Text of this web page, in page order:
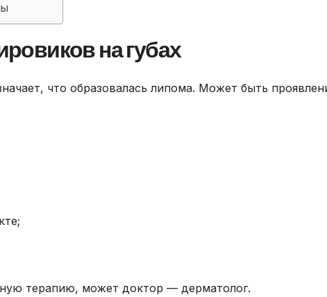
на губах
что образовалась липома. Может быть
терапию, может доктор — дерматолог.